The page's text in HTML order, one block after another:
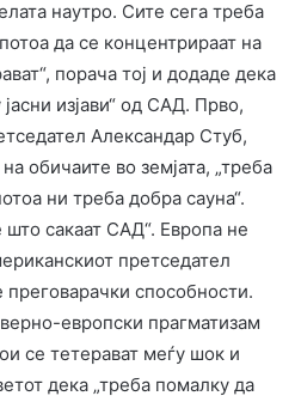
наутро. Сите сега треба
да се концентрираат на
порача тој и додаде дека
изјави“ од САД. Прво,
Александар Стуб,
обичаите во земјата, „треба
ни треба добра сауна“.
сакаат САД“. Европа не
претседател
способности.
европски прагматизам
се тетерават меѓу шок и
дека „треба помалку да